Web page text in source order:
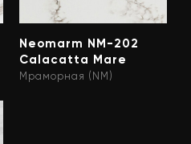
Neomarm NM-202
Calacatta Mare
Мраморная (NM)